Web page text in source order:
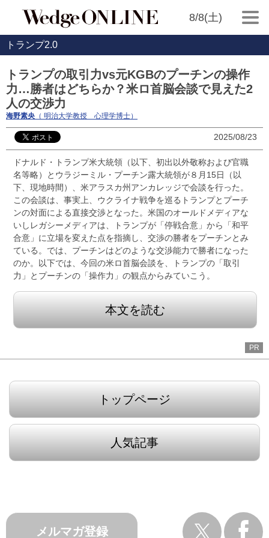
8/8(土)
トランプ2.0
トランプの取引力vs元KGBのプーチンの操作
力…勝者はどちらか？米ロ首脳会談で見えた2
人の交渉力
海野素央 （ 明治大学教授 心理学博士）
2025/08/23
ドナルド・トランプ米大統領（以下、初出以外敬称および官職
名等略）とウラジーミル・プーチン露大統領が８月15日（以
下、現地時間）、米アラスカ州アンカレッジで会談を行った。
この会談は、事実上、ウクライナ戦争を巡るトランプとプーチ
ンの対面による直接交渉となった。米国のオールドメディアな
いしレガシーメディアは、トランプが「停戦合意」から「和平
合意」に立場を変えた点を指摘し、交渉の勝者をプーチンとみ
ている。では、プーチンはどのような交渉能力で勝者になった
のか。以下では、今回の米ロ首脳会談を、トランプの「取引
力」とプーチンの「操作力」の観点からみていこう。
本文を読む
PR
トップページ
人気記事
メルマガ登録